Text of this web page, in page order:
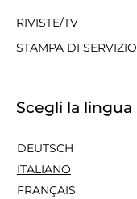
RIVISTE/TV
STAMPA DI SERVIZIO
Scegli la lingua
DEUTSCH
ITALIANO
FRANÇAIS